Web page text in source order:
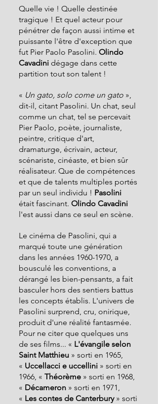
Quelle vie ! Quelle destinée
tragique ! Et quel acteur pour
pénétrer de façon aussi intime et
puissante l'être d'exception que
fut Pier Paolo Pasolini. Olindo
Cavadini dégage dans cette
partition tout son talent !
« Un gato, solo come un gato »,
dit-il, citant Pasolini. Un chat, seul
comme un chat, tel se percevait
Pier Paolo, poète, journaliste,
peintre, critique d'art,
dramaturge, écrivain, acteur,
scénariste, cinéaste, et bien sûr
réalisateur. Que de compétences
et que de talents multiples portés
par un seul individu ! Pasolini
était fascinant. Olindo Cavadini
l'est aussi dans ce seul en scène.
Le cinéma de Pasolini, qui a
marqué toute une génération
dans les années 1960-1970, a
bousculé les conventions, a
dérangé les bien-pensants, a fait
basculer hors des sentiers battus
les concepts établis. L'univers de
Pasolini surprend, cru, onirique,
produit d'une réalité fantasmée.
Pour ne citer que quelques uns
de ses films... « L'évangile selon
Saint Matthieu » sorti en 1965,
« Uccellacci e uccellini » sorti en
1966, « Théorème » sorti en 1968,
« Décameron » sorti en 1971,
« Les contes de Canterbury » sorti